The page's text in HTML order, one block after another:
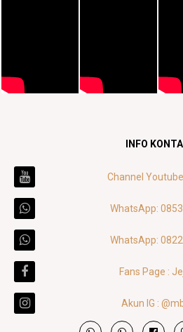
INFO
Channel
WhatsApp:
WhatsApp:
Fans Page :
Akun IG :